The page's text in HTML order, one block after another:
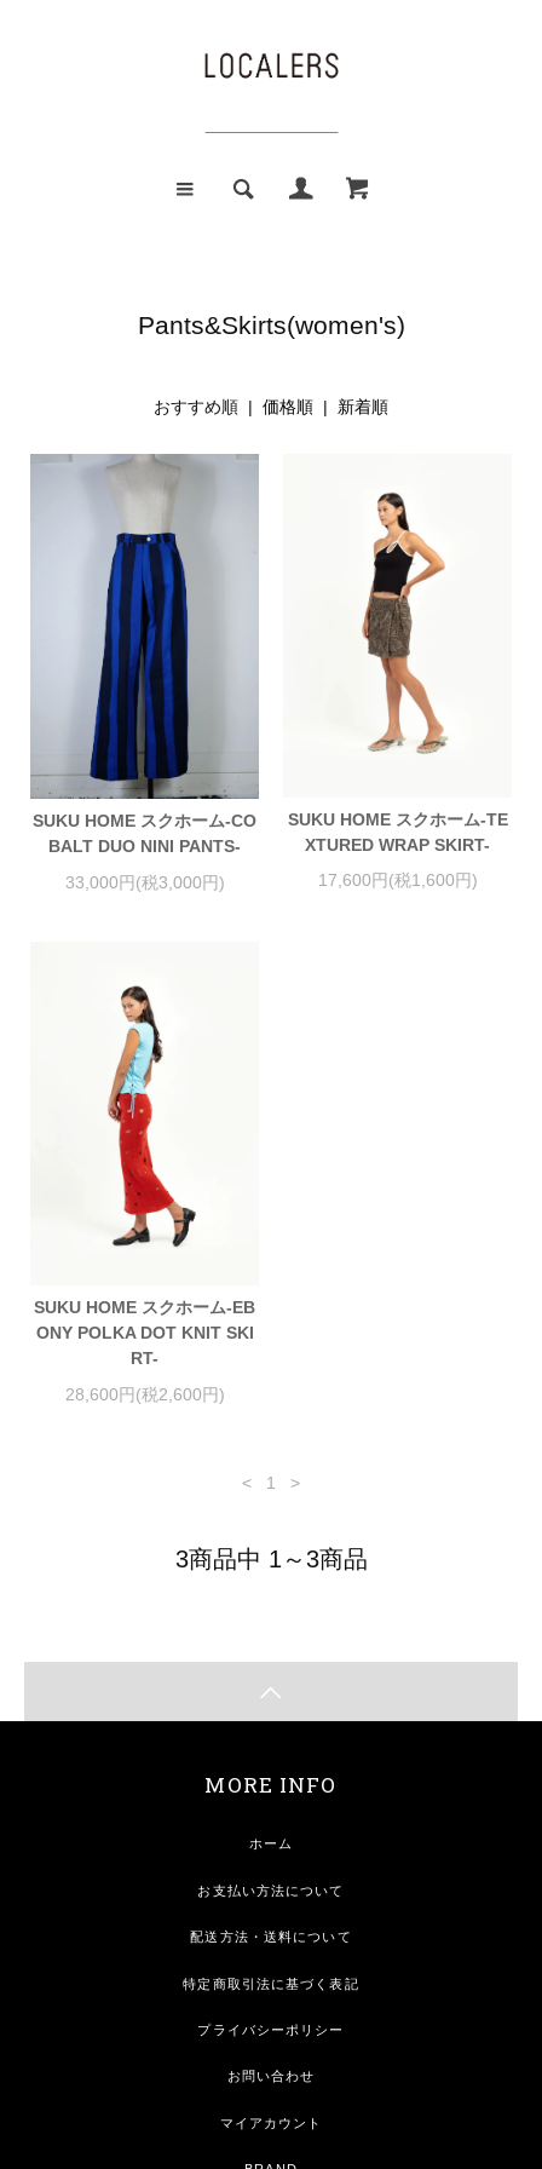
Pants&Skirts(women's)
おすすめ順 | 価格順 | 新着順
SUKU HOME スクホーム-CO
BALT DUO NINI PANTS-
33,000円(税3,000円)
SUKU HOME スクホーム-TE
XTURED WRAP SKIRT-
17,600円(税1,600円)
SUKU HOME スクホーム-EB
ONY POLKA DOT KNIT SKI
RT-
28,600円(税2,600円)
< 1 >
3商品中 1～3商品
MORE INFO
ホーム
お支払い方法について
配送方法・送料について
特定商取引法に基づく表記
プライバシーポリシー
お問い合わせ
マイアカウント